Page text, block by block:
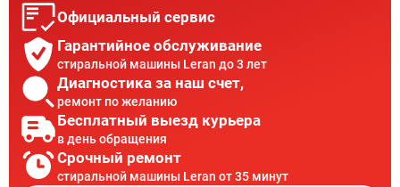
Официальный сервис
Гарантийное обслуживание
стиральной машины Leran до 3 лет
Диагностика за наш счет,
ремонт по желанию
Бесплатный выезд курьера
в день обращения
Срочный ремонт
стиральной машины Leran от 35 минут